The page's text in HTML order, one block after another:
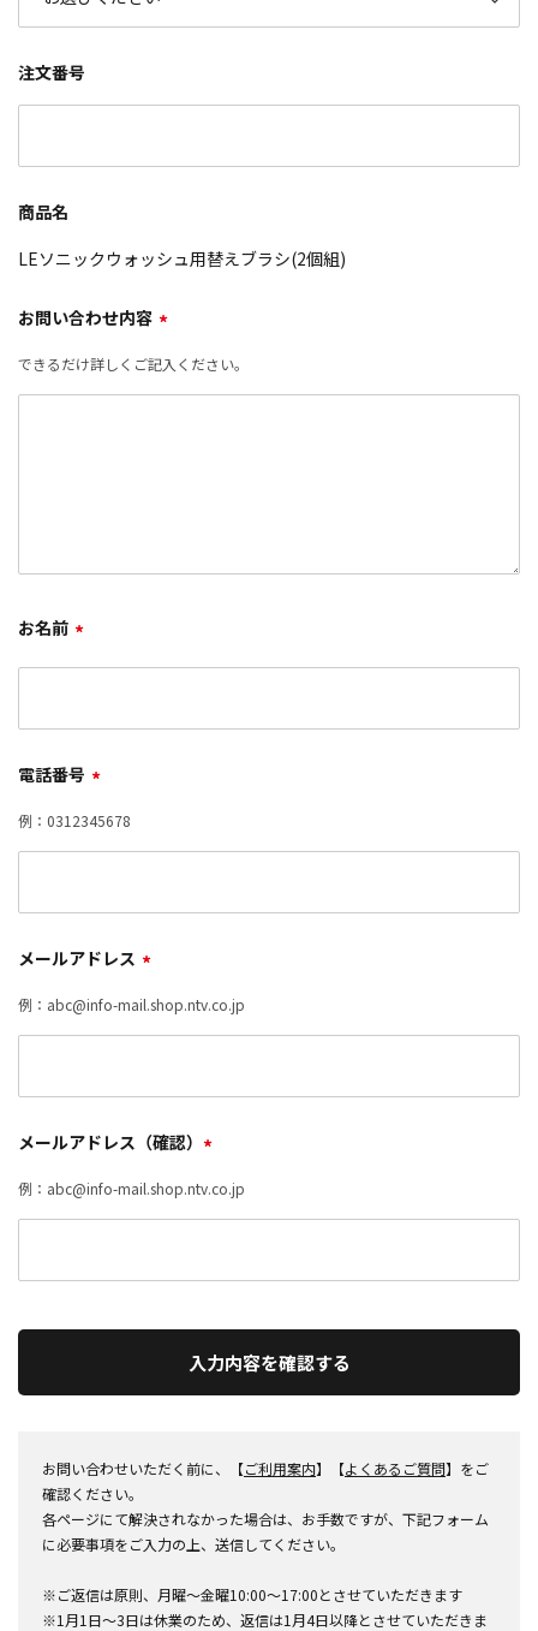
注文番号
商品名
LEソニックウォッシュ用替えブラシ(2個組)
お問い合わせ内容 *
できるだけ詳しくご記入ください。
お名前 *
電話番号 *
例：0312345678
メールアドレス *
例：abc@info-mail.shop.ntv.co.jp
メールアドレス（確認） *
例：abc@info-mail.shop.ntv.co.jp
入力内容を確認する
お問い合わせいただく前に、【ご利用案内】【よくあるご質問】をご
確認ください。
各ページにて解決されなかった場合は、お手数ですが、下記フォーム
に必要事項をご入力の上、送信してください。
※ご返信は原則、月曜～金曜10:00～17:00とさせていただきます
※1月1日～3日は休業のため、返信は1月4日以降とさせていただきま